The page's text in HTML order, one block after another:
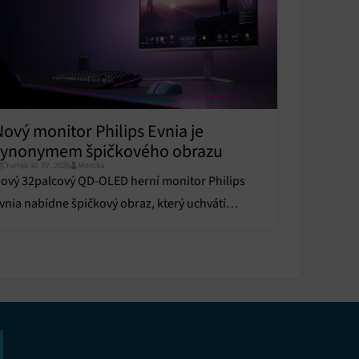
aktivní
aktivní
monitor Philips Evnia je
špičkového obrazu
Čtvrtek 30. 07. 2026 Monika
32palcový QD-OLED herní monitor Philips
nabídne špičkový obraz, který uchvátí